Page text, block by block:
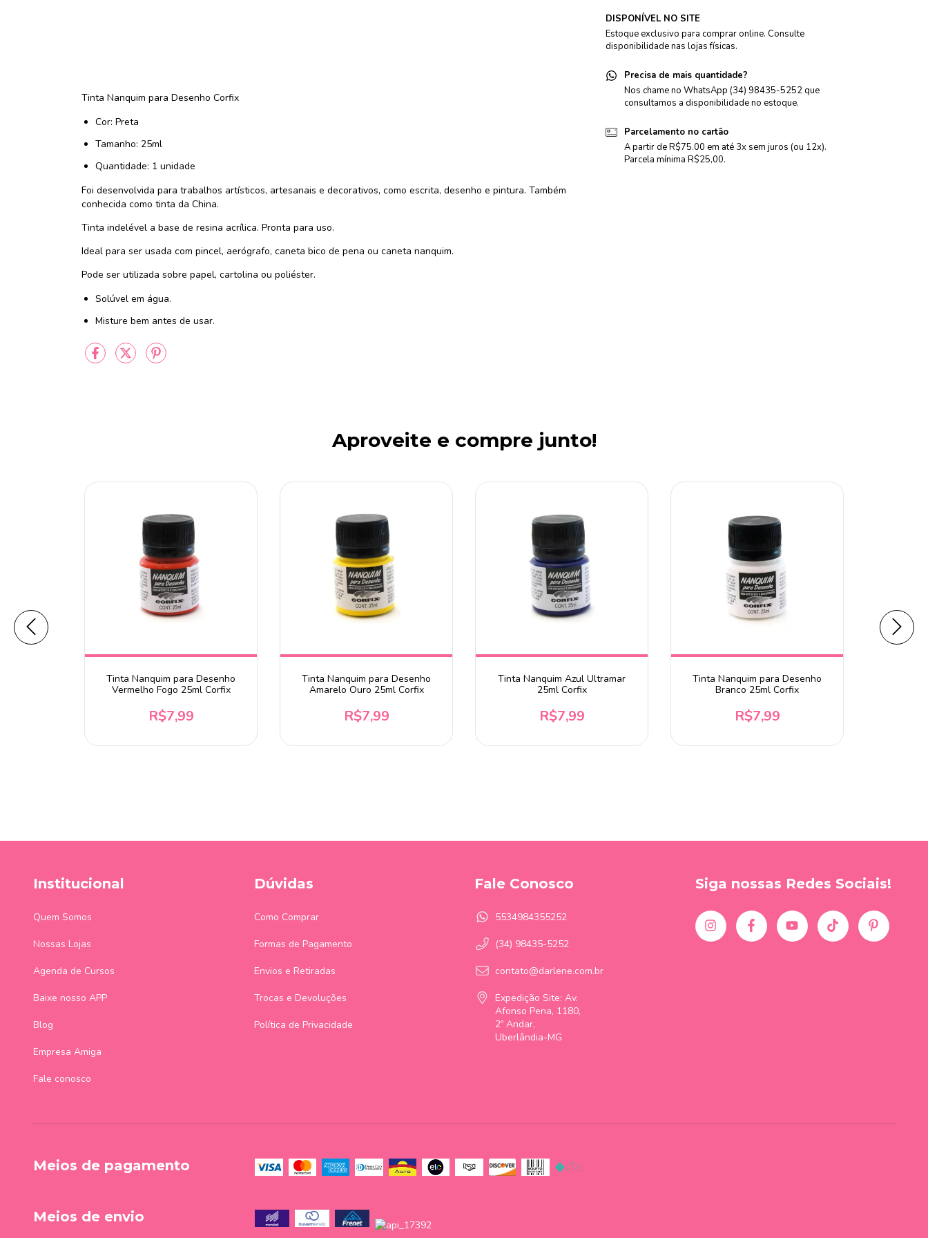
Tinta Nanquim para Desenho Corfix
Cor: Preta
Tamanho: 25ml
Quantidade: 1 unidade
Foi desenvolvida para trabalhos artísticos, artesanais e decorativos, como escrita, desenho e pintura. Também
conhecida como tinta da China.
Tinta indelével a base de resina acrílica. Pronta para uso.
Ideal para ser usada com pincel, aerógrafo, caneta bico de pena ou caneta nanquim.
Pode ser utilizada sobre papel, cartolina ou poliéster.
Solúvel em água.
Misture bem antes de usar.
DISPONÍVEL NO SITE
Estoque exclusivo para comprar online. Consulte
disponibilidade nas lojas físicas.
Precisa de mais quantidade?
Nos chame no WhatsApp (34) 98435-5252 que
consultamos a disponibilidade no estoque.
Parcelamento no cartão
A partir de R$75.00 em até 3x sem juros (ou 12x).
Parcela mínima R$25,00.
Aproveite e compre junto!
Tinta Nanquim para Desenho
Vermelho Fogo 25ml Corfix
R$7,99
Tinta Nanquim para Desenho
Amarelo Ouro 25ml Corfix
R$7,99
Tinta Nanquim Azul Ultramar
25ml Corfix
R$7,99
Tinta Nanquim para Desenho
Branco 25ml Corfix
R$7,99
Institucional
Quem Somos
Nossas Lojas
Agenda de Cursos
Baixe nosso APP
Blog
Empresa Amiga
Fale conosco
Dúvidas
Como Comprar
Formas de Pagamento
Envios e Retiradas
Trocas e Devoluções
Política de Privacidade
Fale Conosco
5534984355252
(34) 98435-5252
contato@darlene.com.br
Expedição Site: Av.
Afonso Pena, 1180,
2º Andar,
Uberlândia-MG
Siga nossas Redes Sociais!
Meios de pagamento
Meios de envio